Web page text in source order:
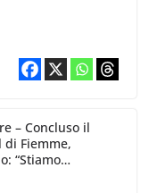
– Concluso il
di Fiemme,
“Stiamo